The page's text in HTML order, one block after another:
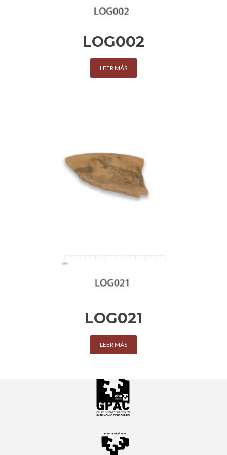
LOG002
LEER MÁS
LOG021
LEER MÁS